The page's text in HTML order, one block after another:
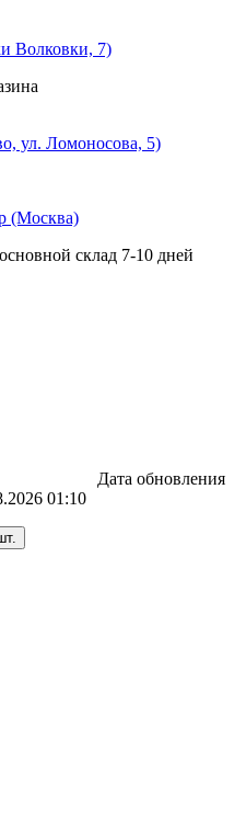
Волковки, 7)
ул. Ломоносова, 5)
(Москва)
склад 7-10 дней
Дата обновления
01:10